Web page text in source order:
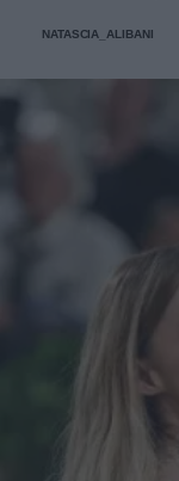
NATASCIA_ALIBANI